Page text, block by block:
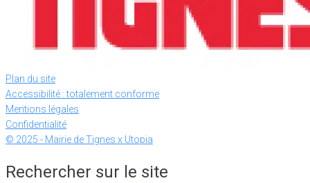
Plan du site
Accessibilité : totalement conforme
Mentions légales
Confidentialité
© 2025 - Mairie de Tignes x Utopia
Rechercher sur le site